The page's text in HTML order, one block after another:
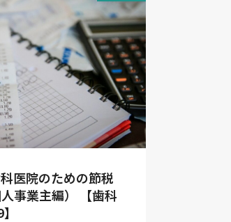
医院のための節税
事業主編） 【歯科